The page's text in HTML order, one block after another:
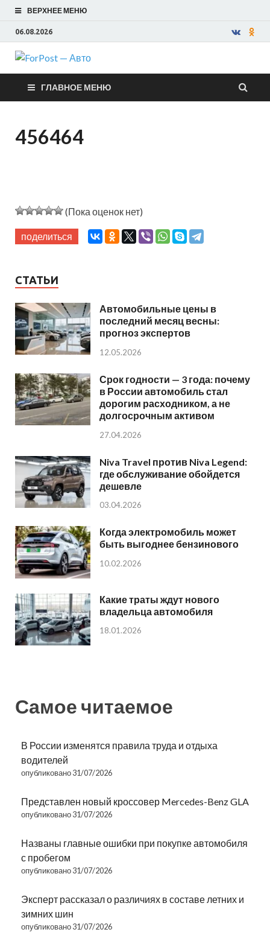
ВЕРХНЕЕ МЕНЮ
06.08.2026
ForPost —
Авто
ГЛАВНОЕ МЕНЮ
456464
(Пока оценок нет)
поделиться
СТАТЬИ
Автомобильные цены в
последний месяц весны:
прогноз экспертов
12.05.2026
Срок годности — 3 года: почему
в России автомобиль стал
дорогим расходником, а не
долгосрочным активом
27.04.2026
Niva Travel против Niva Legend:
где обслуживание обойдется
дешевле
03.04.2026
Когда электромобиль может
быть выгоднее бензинового
10.02.2026
Какие траты ждут нового
владельца автомобиля
18.01.2026
Самое читаемое
В России изменятся правила труда и отдыха
водителей
опубликовано 31/07/2026
Представлен новый кроссовер Mercedes-Benz GLA
опубликовано 31/07/2026
Названы главные ошибки при покупке автомобиля
с пробегом
опубликовано 31/07/2026
Эксперт рассказал о различиях в составе летних и
зимних шин
опубликовано 31/07/2026